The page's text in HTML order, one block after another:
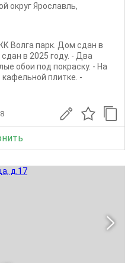
округ Ярославль,
Волга парк. Дом сдан в
в 2025 году. - Два
обои под покраску. - На
плитке. -